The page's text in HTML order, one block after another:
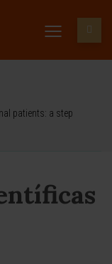
patients: a step